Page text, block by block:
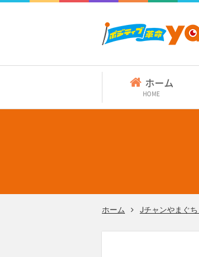
ホーム
HOME
ホーム Jチャンやまぐ